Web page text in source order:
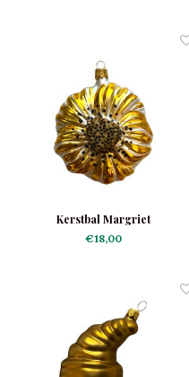
Kerstbal Margriet
€18,00